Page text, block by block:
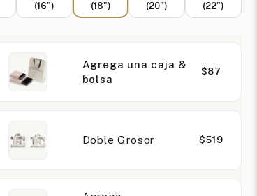
(16")
(18")
(20")
(22")
Agrega una caja &
bolsa
$87
Doble Grosor $519